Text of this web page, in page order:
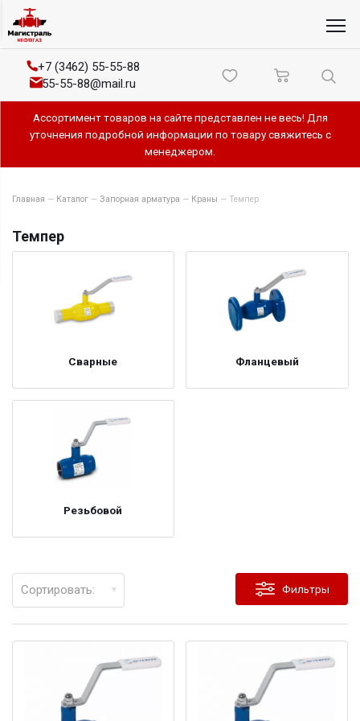
+7 (3462) 55-55-88
55-55-88@mail.ru
Ассортимент товаров на сайте представлен не весь! Для
уточнения подробной информации по товару свяжитесь с
менеджером.
Главная — Каталог — Запорная арматура — Краны — Темпер
Темпер
Сварные Фланцевый
Резьбовой
Фильтры
Сортировать: